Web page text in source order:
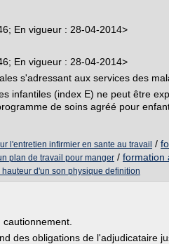
En vigueur : 28-04-2014>
En vigueur : 28-04-2014>
s'adressant aux services des
infantiles (index E) ne peut être
de soins agréé pour
l'entretien infirmier en sante au travail /
plan de travail pour manger / formation
d'un son physique definition
des obligations de l'adjudicataire